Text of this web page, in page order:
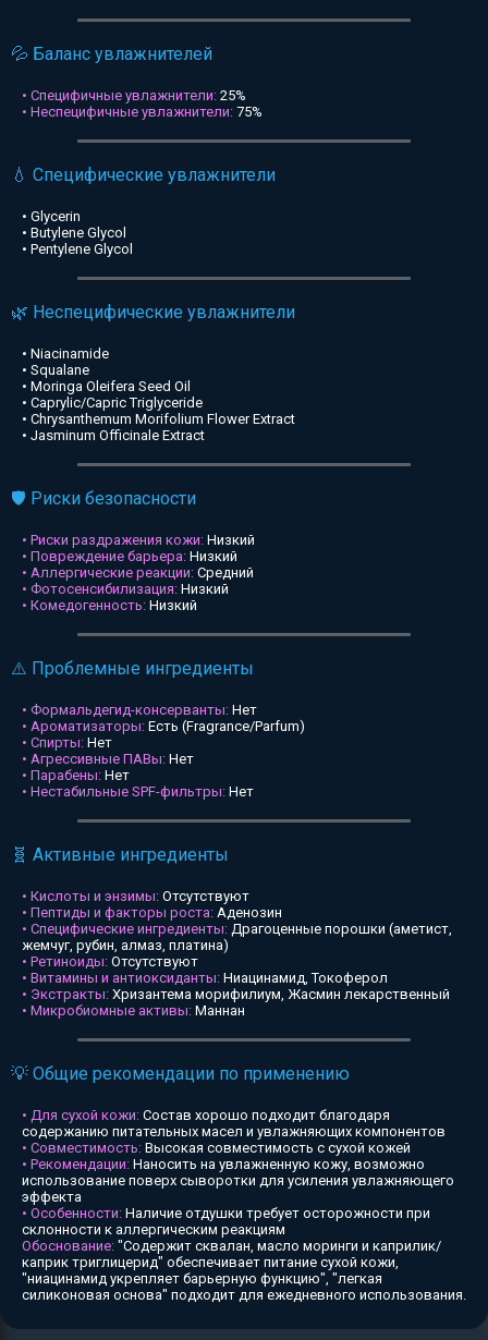
💦 Баланс увлажнителей
• Специфичные увлажнители: 25%
• Неспецифичные увлажнители: 75%
💧 Специфические увлажнители
• Glycerin
• Butylene Glycol
• Pentylene Glycol
🌿 Неспецифические увлажнители
• Niacinamide
• Squalane
• Moringa Oleifera Seed Oil
• Caprylic/Capric Triglyceride
• Chrysanthemum Morifolium Flower Extract
• Jasminum Officinale Extract
🛡️ Риски безопасности
• Риски раздражения кожи: Низкий
• Повреждение барьера: Низкий
• Аллергические реакции: Средний
• Фотосенсибилизация: Низкий
• Комедогенность: Низкий
⚠️ Проблемные ингредиенты
• Формальдегид-консерванты: Нет
• Ароматизаторы: Есть (Fragrance/Parfum)
• Спирты: Нет
• Агрессивные ПАВы: Нет
• Парабены: Нет
• Нестабильные SPF-фильтры: Нет
🧬 Активные ингредиенты
• Кислоты и энзимы: Отсутствуют
• Пептиды и факторы роста: Аденозин
• Специфические ингредиенты: Драгоценные порошки (аметист,
жемчуг, рубин, алмаз, платина)
• Ретиноиды: Отсутствуют
• Витамины и антиоксиданты: Ниацинамид, Токоферол
• Экстракты: Хризантема морифилиум, Жасмин лекарственный
• Микробиомные активы: Маннан
💡 Общие рекомендации по применению
• Для сухой кожи: Состав хорошо подходит благодаря
содержанию питательных масел и увлажняющих компонентов
• Совместимость: Высокая совместимость с сухой кожей
• Рекомендации: Наносить на увлажненную кожу, возможно
использование поверх сыворотки для усиления увлажняющего
эффекта
• Особенности: Наличие отдушки требует осторожности при
склонности к аллергическим реакциям
Обоснование: "Содержит сквалан, масло моринги и каприлик/
каприк триглицерид" обеспечивает питание сухой кожи,
"ниацинамид укрепляет барьерную функцию", "легкая
силиконовая основа" подходит для ежедневного использования.